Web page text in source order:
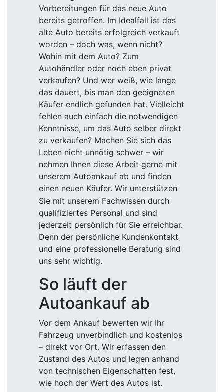
Vorbereitungen für das neue Auto
bereits getroffen. Im Idealfall ist das
alte Auto bereits erfolgreich verkauft
worden – doch was, wenn nicht?
Wohin mit dem Auto? Zum
Autohändler oder noch eben privat
verkaufen? Und wer weiß, wie lange
das dauert, bis man den geeigneten
Käufer endlich gefunden hat. Vielleicht
fehlen auch einfach die notwendigen
Kenntnisse, um das Auto selber direkt
zu verkaufen? Machen Sie sich das
Leben nicht unnötig schwer – wir
nehmen Ihnen diese Arbeit gerne mit
unserem Autoankauf ab und finden
einen neuen Käufer. Wir unterstützen
Sie mit unserem Fachwissen durch
qualifiziertes Personal und sind
jederzeit persönlich für Sie erreichbar.
Denn der persönliche Kundenkontakt
und eine professionelle Beratung sind
uns sehr wichtig.
So läuft der
Autoankauf ab
Vor dem Ankauf bewerten wir Ihr
Fahrzeug unverbindlich und kostenlos
– direkt vor Ort. Wir erfassen den
Zustand des Autos und legen anhand
von technischen Eigenschaften fest,
wie hoch der Wert des Autos ist.